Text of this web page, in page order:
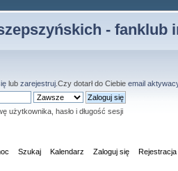
- fanklub
lub zarejestruj .Czy dotarł do Ciebie email
użytkownika, hasło i długość sesji
Szukaj Kalendarz Zaloguj się Rejestracja